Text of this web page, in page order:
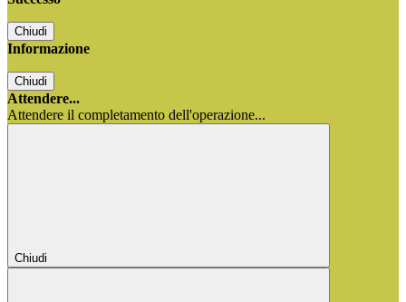
Chiudi
Informazione
Chiudi
Attendere...
Attendere il completamento dell'operazione...
Chiudi